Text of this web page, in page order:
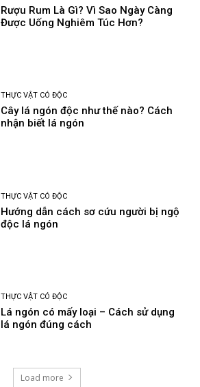
Rượu Rum Là Gì? Vì Sao Ngày Càng
Được Uống Nghiêm Túc Hơn?
THỰC VẬT CÓ ĐỘC
Cây lá ngón độc như thế nào? Cách
nhận biết lá ngón
THỰC VẬT CÓ ĐỘC
Hướng dẫn cách sơ cứu người bị ngộ
độc lá ngón
THỰC VẬT CÓ ĐỘC
Lá ngón có mấy loại – Cách sử dụng
lá ngón đúng cách
Load more